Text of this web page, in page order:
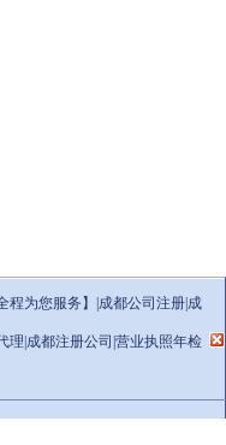
程为您服务】|成都公司注册|成
理|成都注册公司|营业执照年检